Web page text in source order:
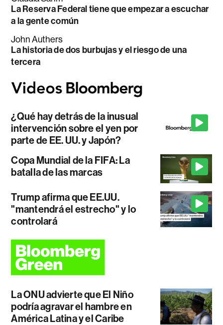
La Reserva Federal tiene que empezar a escuchar
a la gente común
John Authers
La historia de dos burbujas y el riesgo de una
tercera
¿Qué hay detrás de la inusual
intervención sobre el yen por
parte de EE. UU. y Japón?
Copa Mundial de la FIFA: La
batalla de las marcas
Trump afirma que EE.UU.
"mantendrá el estrecho" y lo
controlará
La ONU advierte que El Niño
podría agravar el hambre en
América Latina y el Caribe